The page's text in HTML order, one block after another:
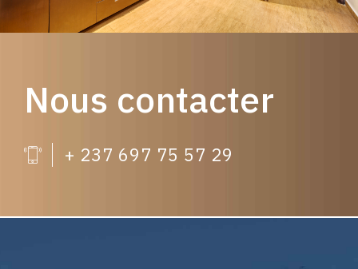
Nous contacter
+ 237 697 75 57 29